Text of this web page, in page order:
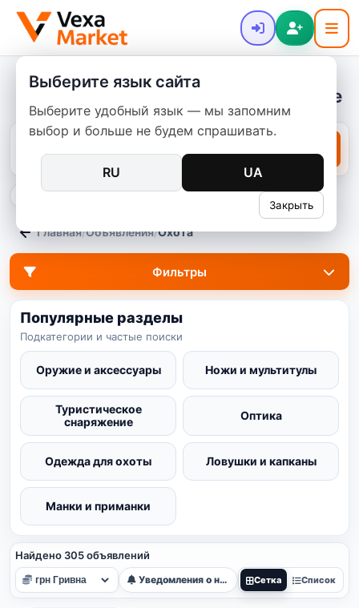
Выберите язык сайта
Выберите удобный язык — мы запомним
выбор и больше не будем спрашивать.
RU UA
Закрыть
Охотничья барахолка б/у в Украине
только в этой категории
Главная/Объявления/Охота
Фильтры
Популярные разделы
Подкатегории и частые поиски
Оружие и аксессуары Ножи и мультитулы
Туристическое
снаряжение
Оптика
Одежда для охоты Ловушки и капканы
Манки и приманки
Найдено 305 объявлений
Уведомления о новых Сетка Список